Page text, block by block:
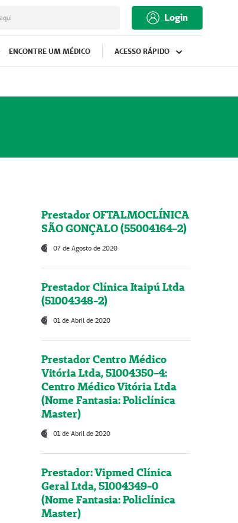
Login
ENCONTRE UM MÉDICO ACESSO RÁPIDO
Prestador OFTALMOCLÍNICA
SÃO GONÇALO (55004164-2)
07 de Agosto de 2020
Prestador Clínica Itaipú Ltda
(51004348-2)
01 de Abril de 2020
Prestador Centro Médico
Vitória Ltda, 51004350-4:
Centro Médico Vitória Ltda
(Nome Fantasia: Policlínica
Master)
01 de Abril de 2020
Prestador: Vipmed Clínica
Geral Ltda, 51004349-0
(Nome Fantasia: Policlínica
Master)